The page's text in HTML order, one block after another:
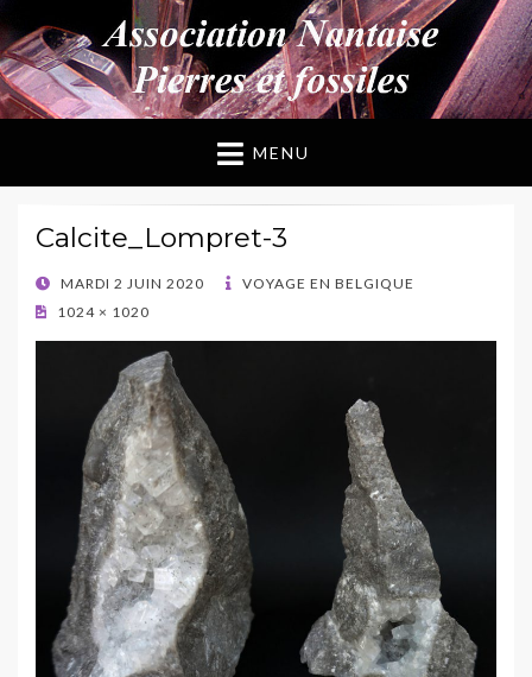
ANPF
Association Nantaise Pierres et Fossiles
MENU
Calcite_Lompret-3
POSTED
ON
MARDI 2 JUIN 2020
VOYAGE EN BELGIQUE
1024 × 1020